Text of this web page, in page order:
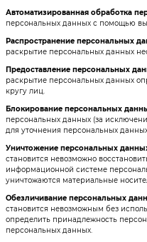
Автоматизированная обработка
персональных данных с помощью
Распространение персональных
раскрытие персональных данных
Предоставление персональных
раскрытие персональных данных
кругу лиц.
Блокирование персональных
персональных данных (за
для уточнения персональных
Уничтожение персональных
становится невозможно
информационной системе
уничтожаются материальные
Обезличивание персональных
становится невозможным без
определить принадлежность
персональных данных.